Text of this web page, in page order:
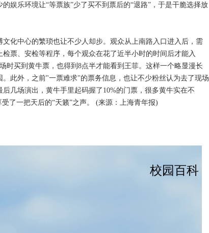
娱乐环境让“等票族”少了买不到票后的“退路”，于是干脆选择放
中心的繁琐也让不少人却步。观众从上南路入口进入后，需
票、安检等程序，每个观众在花了近半小时的时间后才能入
时买到黄牛票，也得到8点半才能看到王菲。这样一个略显漫长
此外，之前"一票难求"的票务信息，也让不少粉丝认为去了现场
几场演出，黄牛手里起码握了10%的门票，很多黄牛实在不
了一把天后的“天籁”之声。 (来源：上海青年报)